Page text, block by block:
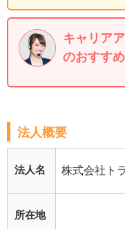
キャリア
のおすす
法人概要
法人名 株式会社ト
所在地